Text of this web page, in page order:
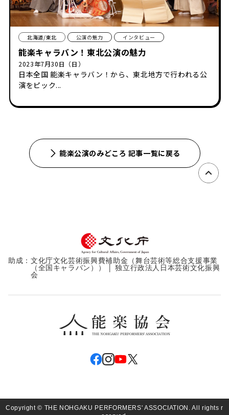
北海道/東北 公演の魅力 インタビュー
能楽キャラバン！東北公演の魅力
2023年7月30日（日）
日本全国 能楽キャラバン！から、東北地方で行われる公
演をピック...
能楽公演のみどころ 記事一覧に戻る
助成： 文化庁文化芸術振興費補助金（舞台芸術等総合支援事業
（全国キャラバン）） │ 独立行政法人日本芸術文化振興
会
Copyright © THE NOHGAKU PERFORMERS' ASSOCIATION. All rights r